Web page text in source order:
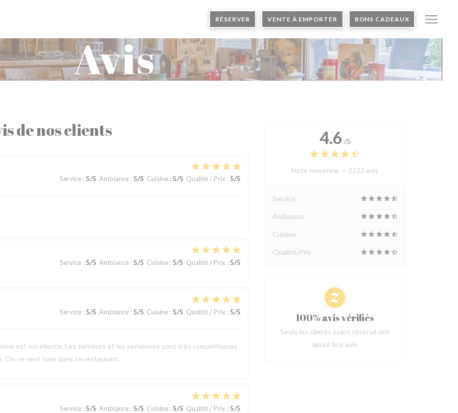
RÉSERVER VENTE À EMPORTER BONS CADEAUX
Avis
de nos clients
Service: 5/5 Ambiance: 5/5 Cuisine: 5/5 Qualité / Prix : 5/5
Service: 5/5 Ambiance: 5/5 Cuisine: 5/5 Qualité / Prix : 5/5
Service: 5/5 Ambiance: 5/5 Cuisine: 5/5 Qualité / Prix : 5/5
est excellente. Les serveurs et les serveuses sont très sympathiques
On se sent bien dans ce restaurant.
Service: 5/5 Ambiance: 5/5 Cuisine: 5/5 Qualité / Prix : 5/5
4.6 /5
Note moyenne — 2222 avis
Service
Ambiance
Cuisine
Qualité/Prix
100% avis vérifiés
Seuls les clients ayant réservé ont
laissé leur avis